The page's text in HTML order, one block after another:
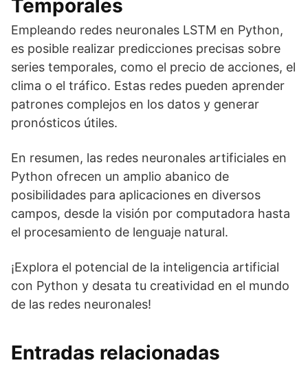
Temporales
Empleando redes neuronales LSTM en Python,
es posible realizar predicciones precisas sobre
series temporales, como el precio de acciones, el
clima o el tráfico. Estas redes pueden aprender
patrones complejos en los datos y generar
pronósticos útiles.
En resumen, las redes neuronales artificiales en
Python ofrecen un amplio abanico de
posibilidades para aplicaciones en diversos
campos, desde la visión por computadora hasta
el procesamiento de lenguaje natural.
¡Explora el potencial de la inteligencia artificial
con Python y desata tu creatividad en el mundo
de las redes neuronales!
Entradas relacionadas